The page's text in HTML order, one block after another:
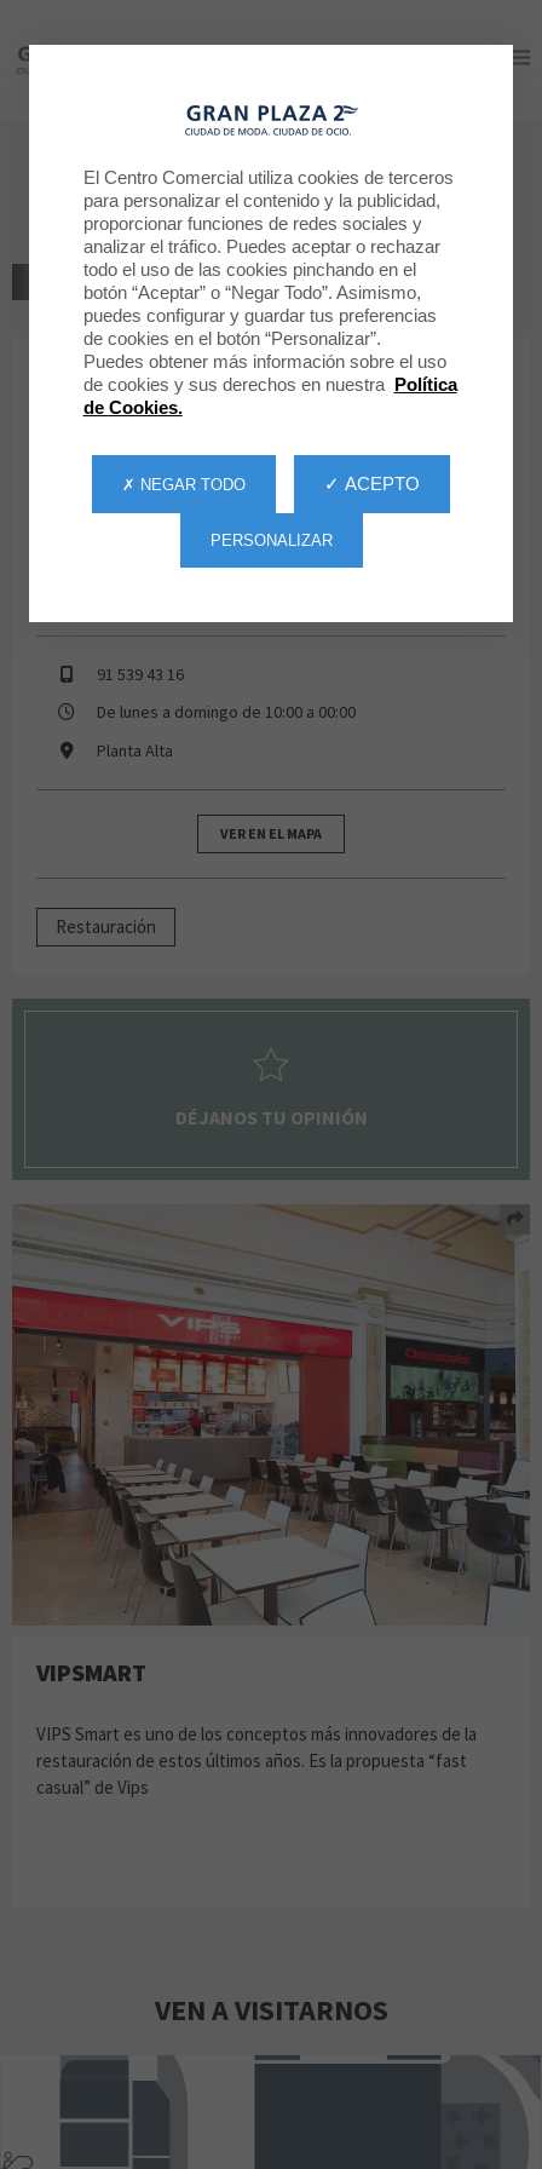
Gran Plaza 2
Nuestros restaurantes
VIPSMART
VOLVER AL LISTADO
RESTAURACIÓN
VIPSMART
91 539 43 16
De lunes a domingo de 10:00 a 00:00
Planta Alta
VER EN EL MAPA
Restauración
DÉJANOS TU OPINIÓN
VIPSMART
VIPS Smart es uno de los conceptos más innovadores de la
restauración de estos últimos años. Es la propuesta “fast
casual” de Vips
VEN A VISITARNOS
Gran Plaza 2
El Centro Comercial utiliza cookies de terceros
para personalizar el contenido y la publicidad,
proporcionar funciones de redes sociales y
analizar el tráfico. Puedes aceptar o rechazar
todo el uso de las cookies pinchando en el
botón “Aceptar” o “Negar Todo”. Asimismo,
puedes configurar y guardar tus preferencias
de cookies en el botón “Personalizar”.
Puedes obtener más información sobre el uso
de cookies y sus derechos en nuestra Política
de Cookies.
✓ ACEPTO
✗ NEGAR TODO
PERSONALIZAR